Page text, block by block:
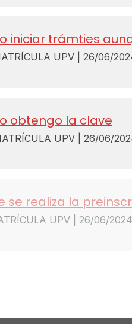
iniciar trámties
UPV | 26/06/
obtengo la clave
UPV | 26/06/
se realiza la
UPV | 26/06/2024